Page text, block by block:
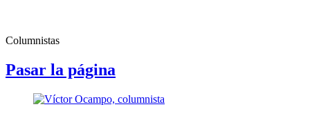
Columnistas
Pasar la página